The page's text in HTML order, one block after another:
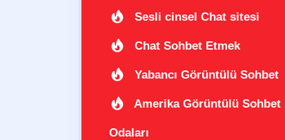
Sesli cinsel Chat sitesi
Chat Sohbet Etmek
Yabancı Görüntülü Sohbet
Amerika Görüntülü Sohbet
Odaları